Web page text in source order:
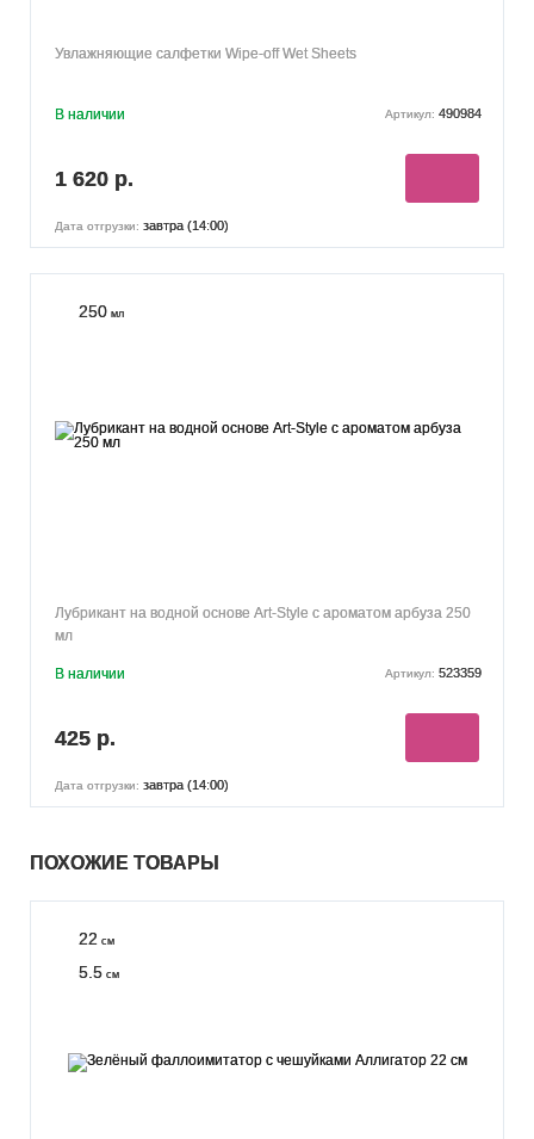
Увлажняющие салфетки Wipe-off Wet Sheets
В наличии Артикул: 490984
1 620 р.
Дата отгрузки: завтра (14:00)
250 мл
Лубрикант на водной основе Art-Style с ароматом арбуза 250
мл
В наличии Артикул: 523359
425 р.
Дата отгрузки: завтра (14:00)
ПОХОЖИЕ ТОВАРЫ
22 см
5.5 см